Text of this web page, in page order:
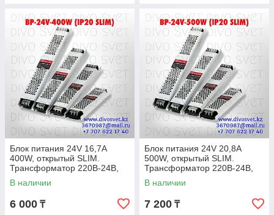
Блок питания 24V 16,7A
400W, открытый SLIM.
Трансформатор 220В-24В,
400 Ватт. Блоки питания
импульсные 24в
В наличии
6 000 ₸
Блок питания 24V 20,8A
500W, открытый SLIM.
Трансформатор 220В-24В,
500 Ватт. Блоки питания
импульсные 24в
В наличии
7 200 ₸